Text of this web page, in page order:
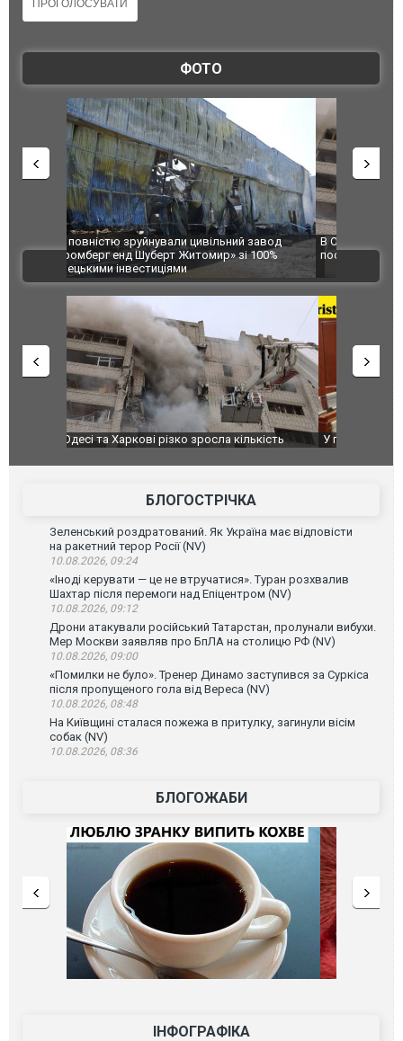
ФОТО
В Одесі та Харкові різко зросла кількість
постраждалих від обстрілу РФ
Ворог
двоє
після
ВІДЕО
У парламенті Косово прем'єра закидали яйцями
Приїхав
до
зіркового
БЛОГОСТРІЧКА
Зеленський роздратований. Як Україна має відповісти
на ракетний терор Росії (NV)
10.08.2026, 09:24
«Іноді керувати — це не втручатися». Туран розхвалив
Шахтар після перемоги над Епіцентром (NV)
10.08.2026, 09:12
Дрони атакували російський Татарстан, пролунали вибухи.
Мер Москви заявляв про БпЛА на столицю РФ (NV)
10.08.2026, 09:00
«Помилки не було». Тренер Динамо заступився за Суркіса
після пропущеного гола від Вереса (NV)
10.08.2026, 08:48
На Київщині сталася пожежа в притулку, загинули вісім
собак (NV)
10.08.2026, 08:36
БЛОГОЖАБИ
ІНФОГРАФІКА